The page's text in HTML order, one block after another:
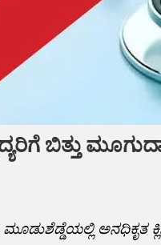
ಬಿತ್ತು
ಅನಧಿಕೃತ